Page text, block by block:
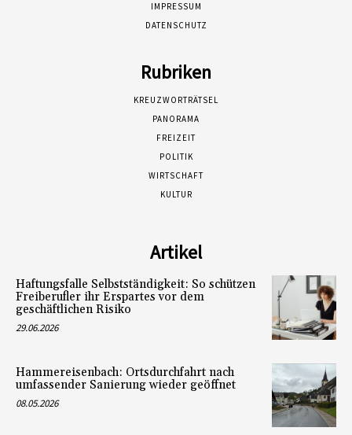
IMPRESSUM
DATENSCHUTZ
Rubriken
KREUZWORTRÄTSEL
PANORAMA
FREIZEIT
POLITIK
WIRTSCHAFT
KULTUR
Artikel
Haftungsfalle Selbstständigkeit: So schützen
Freiberufler ihr Erspartes vor dem
geschäftlichen Risiko
29.06.2026
Hammereisenbach: Ortsdurchfahrt nach
umfassender Sanierung wieder geöffnet
08.05.2026